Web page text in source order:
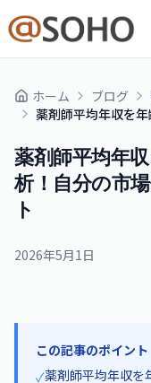
ホーム ブログ
薬剤師平均年
析！自分の市
ト
2026年5月1日
この記事のポイント
✓薬剤師平均年収を